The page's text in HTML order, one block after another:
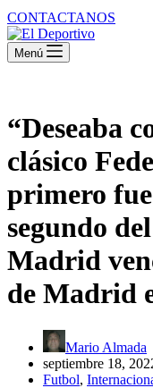
CONTACTANOS
Menú
“Deseaba
clásico
primero
segundo
Madrid
de Madrid
Mario Almada
septiembre 18,
Futbol,